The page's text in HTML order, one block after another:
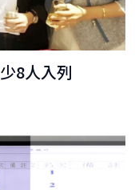
8人入列